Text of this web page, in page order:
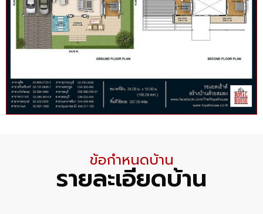
ข้อกำหนดบ้าน
รายละเอียดบ้าน